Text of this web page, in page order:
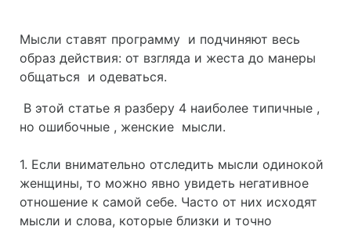
Мысли ставят программу и подчиняют весь
образ действия: от взгляда и жеста до манеры
общаться и одеваться.
В этой статье я разберу 4 наиболее типичные ,
но ошибочные , женские мысли.
1. Если внимательно отследить мысли одинокой
женщины, то можно явно увидеть негативное
отношение к самой себе. Часто от них исходят
мысли и слова, которые близки и точно